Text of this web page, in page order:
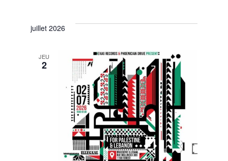
juillet 2026
JEU
2